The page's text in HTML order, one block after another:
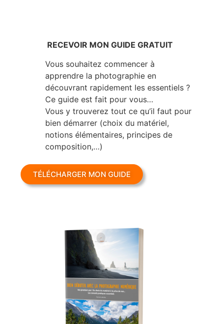
RECEVOIR MON GUIDE GRATUIT
Vous souhaitez commencer à
apprendre la photographie en
découvrant rapidement les essentiels ?
Ce guide est fait pour vous…
Vous y trouverez tout ce qu’il faut pour
bien démarrer (choix du matériel,
notions élémentaires, principes de
composition,…)
TÉLÉCHARGER MON GUIDE